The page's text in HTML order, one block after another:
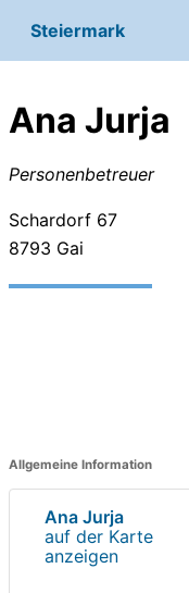
Steiermark
Ana Jurja
Personenbetreuer
Schardorf 67
8793 Gai
Allgemeine Information
Ana Jurja
auf der Karte
anzeigen